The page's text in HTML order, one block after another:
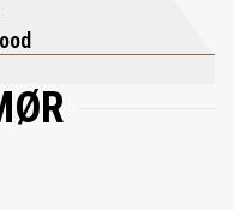
CAPRYLIC/CAPRIC
(SWEET ALMOND) OIL;
(APRICOT) KERNEL
ISONONANOATE;